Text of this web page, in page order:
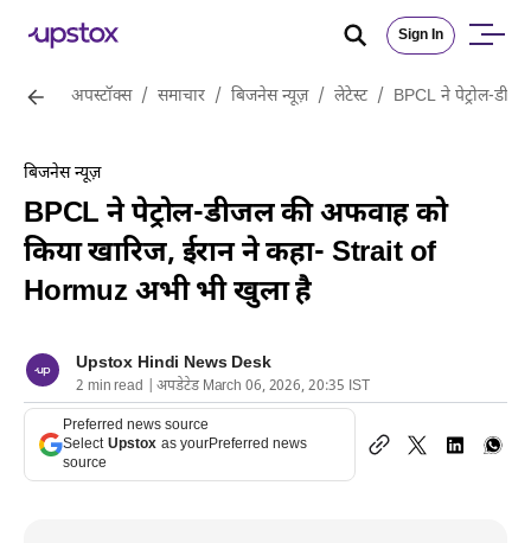
Sign In
अपस्टॉक्स / समाचार / बिजनेस न्यूज़ / लेटेस्ट / BPCL ने पेट्रोल-
बिजनेस न्यूज़
BPCL ने पेट्रोल-डीजल की अफवाह को
किया खारिज, ईरान ने कहा- Strait of
Hormuz अभी भी खुला है
Upstox Hindi News Desk
2 min read | अपडेटेड March 06, 2026, 20:35 IST
Preferred news source
Select Upstox as yourPreferred news
source